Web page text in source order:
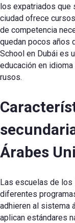
los expatriados que
ciudad ofrece
de competencia
quedan pocos años
School en Dubái es
educación en
rusos.
Árabes
Las escuelas de los
diferentes
adhieren al sistema
aplican estándares